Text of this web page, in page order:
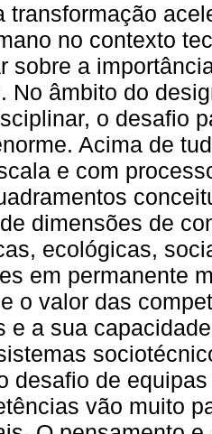
transformação
no contexto
sobre a
No âmbito do
o desafio
Acima de
e com
dimensões de
ecológicas,
em permanente
o valor das
e a sua
desafio de
vão muito